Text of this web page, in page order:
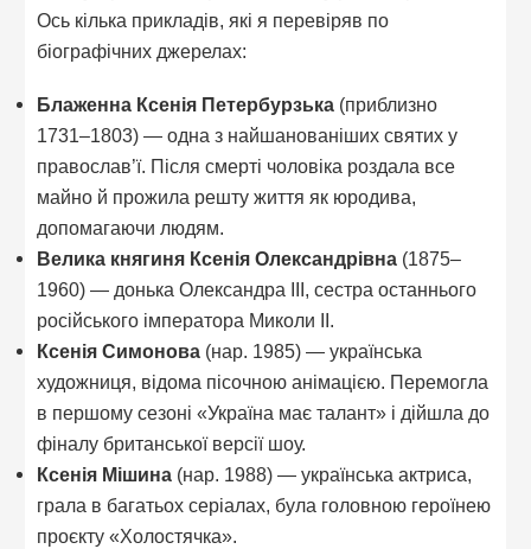
Ось кілька прикладів, які я перевіряв по
біографічних джерелах:
Блаженна Ксенія Петербурзька (приблизно
1731–1803) — одна з найшанованіших святих у
православ’ї. Після смерті чоловіка роздала все
майно й прожила решту життя як юродива,
допомагаючи людям.
Велика княгиня Ксенія Олександрівна (1875–
1960) — донька Олександра III, сестра останнього
російського імператора Миколи II.
Ксенія Симонова (нар. 1985) — українська
художниця, відома пісочною анімацією. Перемогла
в першому сезоні «Україна має талант» і дійшла до
фіналу британської версії шоу.
Ксенія Мішина (нар. 1988) — українська актриса,
грала в багатьох серіалах, була головною героїнею
проєкту «Холостячка».